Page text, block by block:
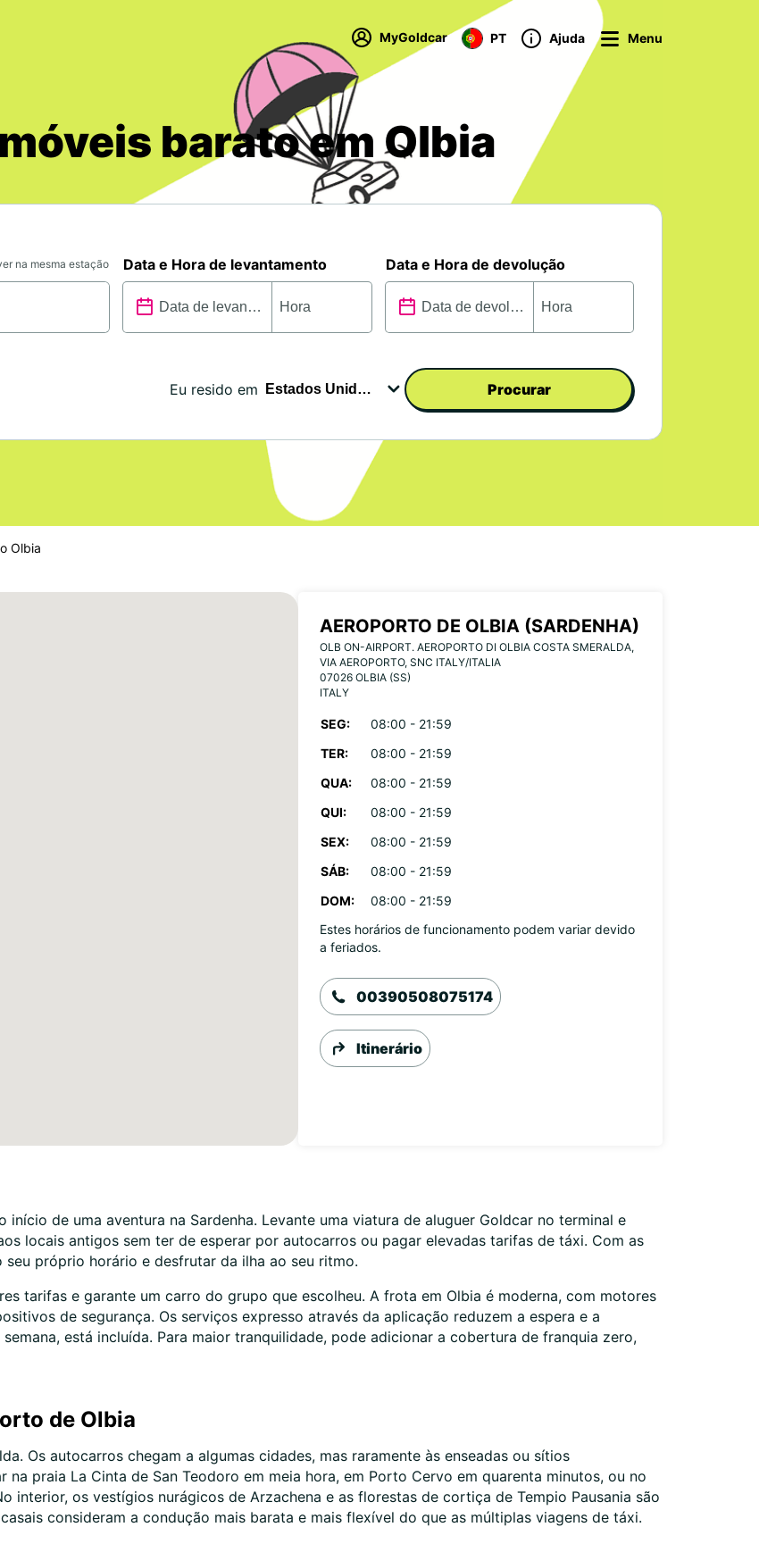
MyGoldcar PT Ajuda Menu
barato em Olbia
na mesma estação Data e Hora de levantamento Data e Hora de devolução
Eu resido em Procurar
Olbia
AEROPORTO DE OLBIA (SARDENHA)
OLB ON-AIRPORT. AEROPORTO DI OLBIA COSTA SMERALDA,
VIA AEROPORTO, SNC ITALY/ITALIA
07026 OLBIA (SS)
ITALY
SEG:
08:00 - 21:59
TER:
08:00 - 21:59
QUA:
08:00 - 21:59
QUI:
08:00 - 21:59
SEX:
08:00 - 21:59
SÁB:
08:00 - 21:59
DOM:
08:00 - 21:59
Estes horários de funcionamento podem variar devido
a feriados.
00390508075174
Itinerário
de uma aventura na Sardenha. Levante uma viatura de aluguer Goldcar no terminal e
locais antigos sem ter de esperar por autocarros ou pagar elevadas tarifas de táxi. Com as
próprio horário e desfrutar da ilha ao seu ritmo.
tarifas e garante um carro do grupo que escolheu. A frota em Olbia é moderna, com motores
de segurança. Os serviços expresso através da aplicação reduzem a espera e a
está incluída. Para maior tranquilidade, pode adicionar a cobertura de franquia zero,
de Olbia
Os autocarros chegam a algumas cidades, mas raramente às enseadas ou sítios
praia La Cinta de San Teodoro em meia hora, em Porto Cervo em quarenta minutos, ou no
interior, os vestígios nurágicos de Arzachena e as florestas de cortiça de Tempio Pausania são
consideram a condução mais barata e mais flexível do que as múltiplas viagens de táxi.